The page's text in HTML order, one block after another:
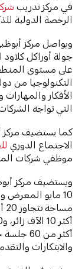
في مركز تدريب
الرخصة الدولية
ويواصل مركز
على مستوى
التكنولوجيا من
الأفكار
التي تواجه
الاجتماع الدوري
موظفي شركات
10 مايو المعرض
أكثر من
والابتكارات